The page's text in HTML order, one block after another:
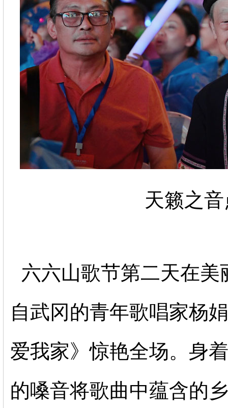
天籁之
六六山歌节第二天在
自武冈的青年歌唱家杨
爱我家》惊艳全场。身
的嗓音将歌曲中蕴含的